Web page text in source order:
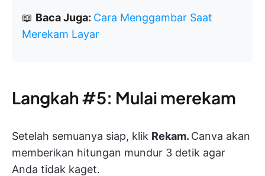
📖 Baca Juga: Cara Menggambar Saat
Merekam Layar
Langkah #5: Mulai merekam
Setelah semuanya siap, klik Rekam. Canva akan
memberikan hitungan mundur 3 detik agar
Anda tidak kaget.